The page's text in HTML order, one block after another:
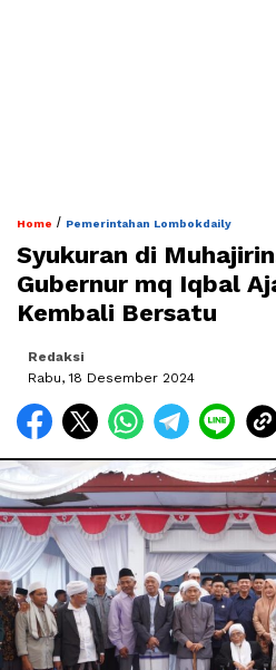
Home / Pemerintahan Lombokdaily
Syukuran di
Gubernur mq Iqbal
Kembali Bersatu
Redaksi
Rabu, 18 Desember 2024